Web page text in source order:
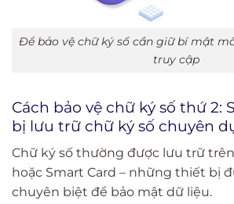
Để bảo vệ chữ ký số cần giữ bí mật
truy cập
Cách bảo vệ chữ ký số thứ 2:
bị lưu trữ chữ ký số chuyên
Chữ ký số thường được lưu trữ trên
hoặc Smart Card – những thiết bị
chuyên biệt để bảo mật dữ liệu.